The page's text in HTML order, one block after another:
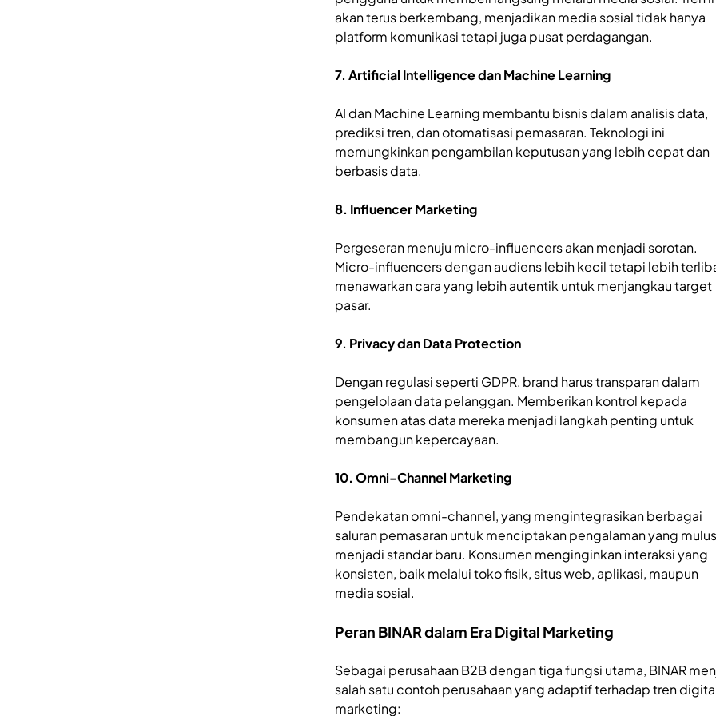
akan terus berkembang, menjadikan media sosial tidak hanya
platform komunikasi tetapi juga pusat perdagangan.
7. Artificial Intelligence dan Machine Learning
AI dan Machine Learning membantu bisnis dalam analisis data,
prediksi tren, dan otomatisasi pemasaran. Teknologi ini
memungkinkan pengambilan keputusan yang lebih cepat dan
berbasis data.
8. Influencer Marketing
Pergeseran menuju micro-influencers akan menjadi sorotan.
Micro-influencers dengan audiens lebih kecil tetapi lebih
menawarkan cara yang lebih autentik untuk menjangkau target
pasar.
9. Privacy dan Data Protection
Dengan regulasi seperti GDPR, brand harus transparan dalam
pengelolaan data pelanggan. Memberikan kontrol kepada
konsumen atas data mereka menjadi langkah penting untuk
membangun kepercayaan.
10. Omni-Channel Marketing
Pendekatan omni-channel, yang mengintegrasikan berbagai
saluran pemasaran untuk menciptakan pengalaman yang
menjadi standar baru. Konsumen menginginkan interaksi yang
konsisten, baik melalui toko fisik, situs web, aplikasi, maupun
media sosial.
Peran BINAR dalam Era Digital Marketing
Sebagai perusahaan B2B dengan tiga fungsi utama, BINAR
salah satu contoh perusahaan yang adaptif terhadap tren
marketing: